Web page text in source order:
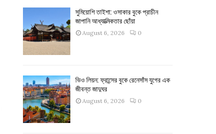
সুমিয়োশি তাইশা: ওসাকার বুকে প্রাচীন
জাপানি আধ্যাত্মিকতার ছোঁয়া
August 6, 2026 0
ভিও লিয়ন: ফ্রান্সের বুকে রেনেসাঁস যুগের এক
জীবন্ত জাদুঘর
August 6, 2026 0